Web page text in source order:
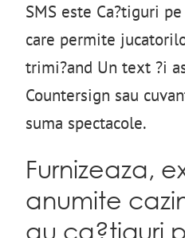
SMS este Ca?tiguri
care permite
trimi?and Un text ?i
Countersign sau
suma spectacole.
Furnizeaza,
anumite
au ca?tiguri